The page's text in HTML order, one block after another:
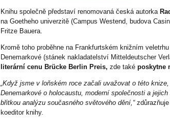
Knihu společně představí renomovaná česká autorka
na Goetheho univerzitě (Campus Westend, budova
Fritze Bauera.
Kromě toho proběhne na Frankfurtském knižním veletrhu
Denemarkové (stánek nakladatelství Mitteldeutscher
literární cenu Brücke Berlin Preis, zde také poskytne
„Když jsme v loňském roce začali uvažovat o této
Denemarkové o holocaustu, moderní společnosti a
břitkou analýzu současného světového dění,“ zdůrazňuje
koeditor knihy.